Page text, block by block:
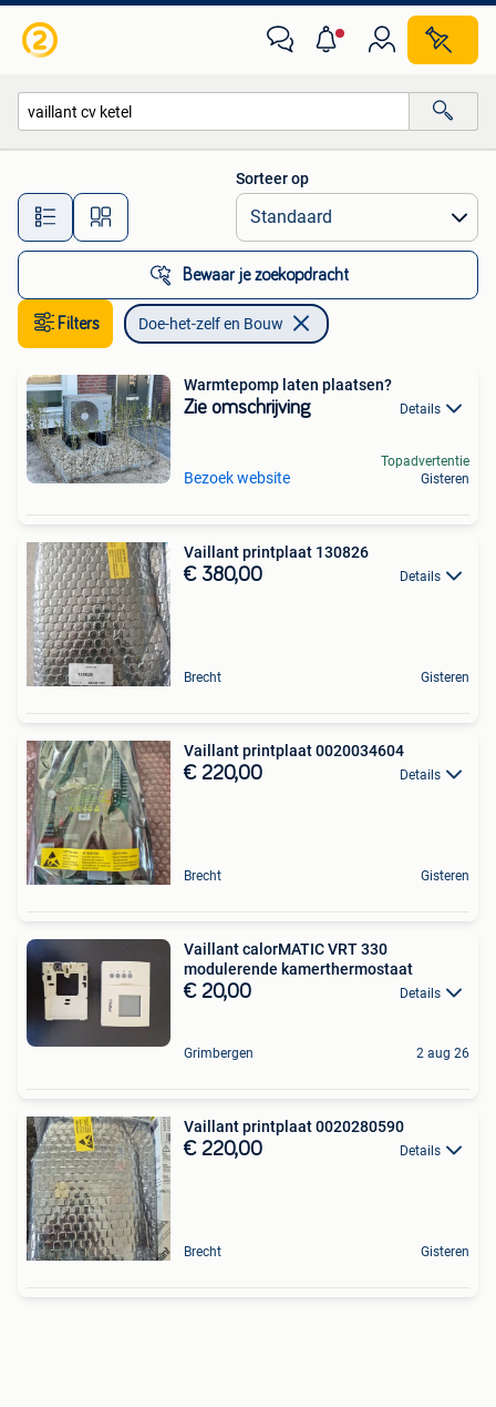
Alle afstanden…
Sorteer op
Bewaar je zoekopdracht
Filters Doe-het-zelf en Bouw
Warmtepomp laten plaatsen?
Zie omschrijving Details
Bezoek website
Topadvertentie
Gisteren
Vaillant printplaat 130826
€ 380,00 Details
Brecht Gisteren
Vaillant printplaat 0020034604
€ 220,00 Details
Brecht Gisteren
Vaillant calorMATIC VRT 330
modulerende kamerthermostaat
€ 20,00 Details
Grimbergen 2 aug 26
Vaillant printplaat 0020280590
€ 220,00 Details
Brecht Gisteren